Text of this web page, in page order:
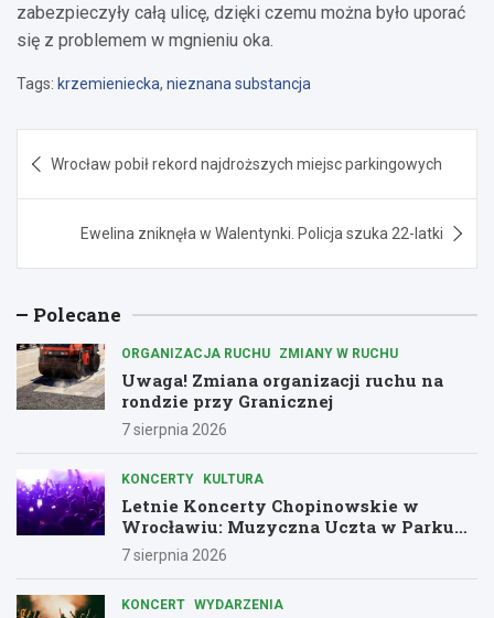
zabezpieczyły całą ulicę, dzięki czemu można było uporać
się z problemem w mgnieniu oka.
Tags: krzemieniecka, nieznana substancja
wpisu
Wrocław pobił rekord najdroższych miejsc parkingowych
Ewelina zniknęła w Walentynki. Policja szuka 22-latki
Polecane
ORGANIZACJA RUCHU ZMIANY W RUCHU
Uwaga! Zmiana organizacji ruchu na
rondzie przy Granicznej
7 sierpnia 2026
KONCERTY KULTURA
Letnie Koncerty Chopinowskie w
Wrocławiu: Muzyczna Uczta w Parku
Południowym!
7 sierpnia 2026
KONCERT WYDARZENIA